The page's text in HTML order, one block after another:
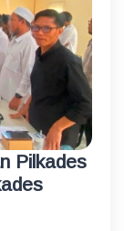
Pilkades